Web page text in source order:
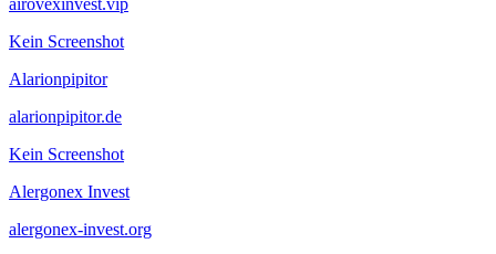
airovexinvest.vip
Kein Screenshot
Alarionpipitor
alarionpipitor.de
Kein Screenshot
Alergonex Invest
alergonex-invest.org